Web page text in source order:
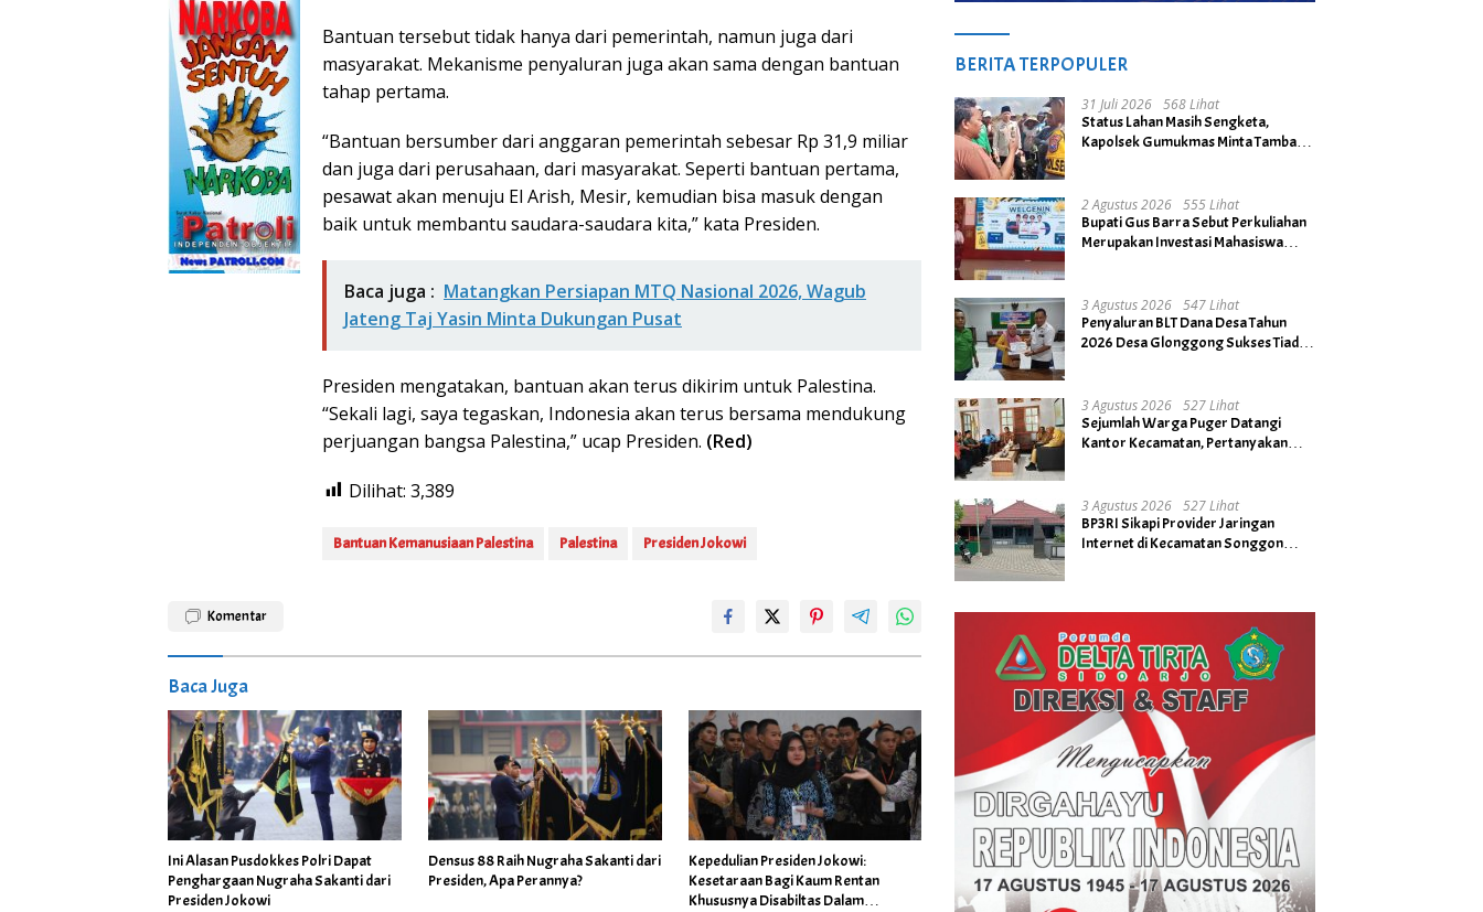
Bantuan tersebut tidak hanya dari pemerintah, namun juga dari
masyarakat. Mekanisme penyaluran juga akan sama dengan bantuan
tahap pertama.
“Bantuan bersumber dari anggaran pemerintah sebesar Rp 31,9 miliar
dan juga dari perusahaan, dari masyarakat. Seperti bantuan pertama,
pesawat akan menuju El Arish, Mesir, kemudian bisa masuk dengan
baik untuk membantu saudara-saudara kita,” kata Presiden.
Baca juga : Matangkan Persiapan MTQ Nasional 2026, Wagub
Jateng Taj Yasin Minta Dukungan Pusat
Presiden mengatakan, bantuan akan terus dikirim untuk Palestina.
“Sekali lagi, saya tegaskan, Indonesia akan terus bersama mendukung
perjuangan bangsa Palestina,” ucap Presiden. (Red)
Dilihat: 3,389
Bantuan Kemanusiaan Palestina Palestina Presiden Jokowi
Komentar
Baca Juga
Ini Alasan Pusdokkes Polri Dapat
Penghargaan Nugraha Sakanti dari
Presiden Jokowi
Densus 88 Raih Nugraha Sakanti dari
Presiden, Apa Perannya?
Kepedulian Presiden Jokowi:
Kesetaraan Bagi Kaum Rentan
Khususnya Disabiltas Dalam
BERITA TERPOPULER
31 Juli 2026
568 Lihat
Status Lahan Masih Sengketa,
Kapolsek Gumukmas Minta Tambang
2 Agustus 2026
555 Lihat
Bupati Gus Barra Sebut Perkuliahan
Merupakan Investasi Mahasiswa
3 Agustus 2026
547 Lihat
Penyaluran BLT Dana Desa Tahun
2026 Desa Glonggong Sukses Tiada
3 Agustus 2026
527 Lihat
Sejumlah Warga Puger Datangi
Kantor Kecamatan, Pertanyakan
3 Agustus 2026
527 Lihat
BP3RI Sikapi Provider Jaringan
Internet di Kecamatan Songgon